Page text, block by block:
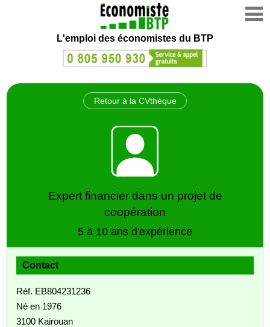
L'emploi des économistes du BTP
Retour à la CVthèque
Expert financier dans un projet de
coopération
5 à 10 ans d'expérience
Contact
Réf. EB804231236
Né en 1976
3100 Kairouan